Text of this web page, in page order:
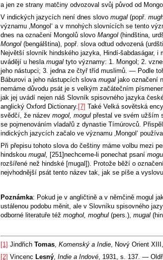
a jen ze strany matčiny odvozoval svůj původ od
V indických jazycích není dnes slovo mugal (popř.
významu ‚Mongol‘ a v mnohých slovnících se tento
dnes na označení Mongolů slovo Mangol (hindština,
Mongol (bengálština), popř. slova odtud odvozená
Největší slovník hindského jazyka, Hindí-šabdaságar, i
uvádějí u hesla mugal tyto významy: 1. Mongol; 2.
jeho nástupci; 3. jedna ze čtyř tříd muslimů. — Podle
Báburovi a jeho nástupcích slova mugal jako označení
nemáme důvodu psát je s velkým začátečním
jak jej uvádí nejen náš Slovník spisovného jazyka
anglický Oxford Dictionary. [7] Také Velká sovětská
svědčí, že název mogol, mogul přestal ve svém užším
se pojmenováním vladařů z dynastie Tímúrovců.
indických jazycích začalo ve významu ‚Mongol‘
Při přepisu tohoto slova do češtiny máme volbu mezi
hindskou mugal, [251]nechceme-li ponechat psaní
rozšířené než hindské [mugal]). Protože běží o
nejvhodnější psát tento název tak, jak se píše a
Poznámka: Pokud je v angličtině a v němčině mogul
ustálenou podobu měnit, ale v Slovníku spisovného
odborné literatuře též moghol, moghul (pers.), mugal
[1] Jindřich Tomas Komenský a Indie , Nový Orient
[2] Vincenc Lesný Indie a Indové , 1931, s. 137. —